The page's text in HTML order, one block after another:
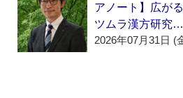
アノート】広が
ツムラ漢方研究…
2026年07月31日 (